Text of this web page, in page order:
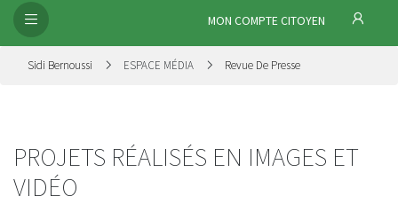
MÉDIA
MON COMPTE CITOYEN
Sidi Bernoussi ESPACE MÉDIA Revue De Presse
PROJETS RÉALISÉS EN IMAGES ET
VIDÉO